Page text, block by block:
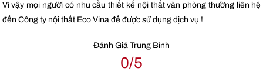
Vì vậy mọi người có nhu cầu thiết kế nội thất văn phòng thường liên hệ
đến Công ty nội thất Eco Vina để được sử dụng dịch vụ !
Đánh Giá Trung Bình
0/5